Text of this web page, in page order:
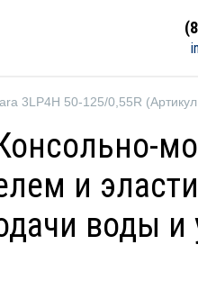
и
воды и